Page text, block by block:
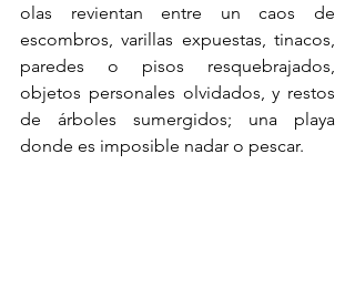
olas revientan entre un caos de
escombros, varillas expuestas, tinacos,
paredes o pisos resquebrajados,
objetos personales olvidados, y restos
de árboles sumergidos; una playa
donde es imposible nadar o pescar.